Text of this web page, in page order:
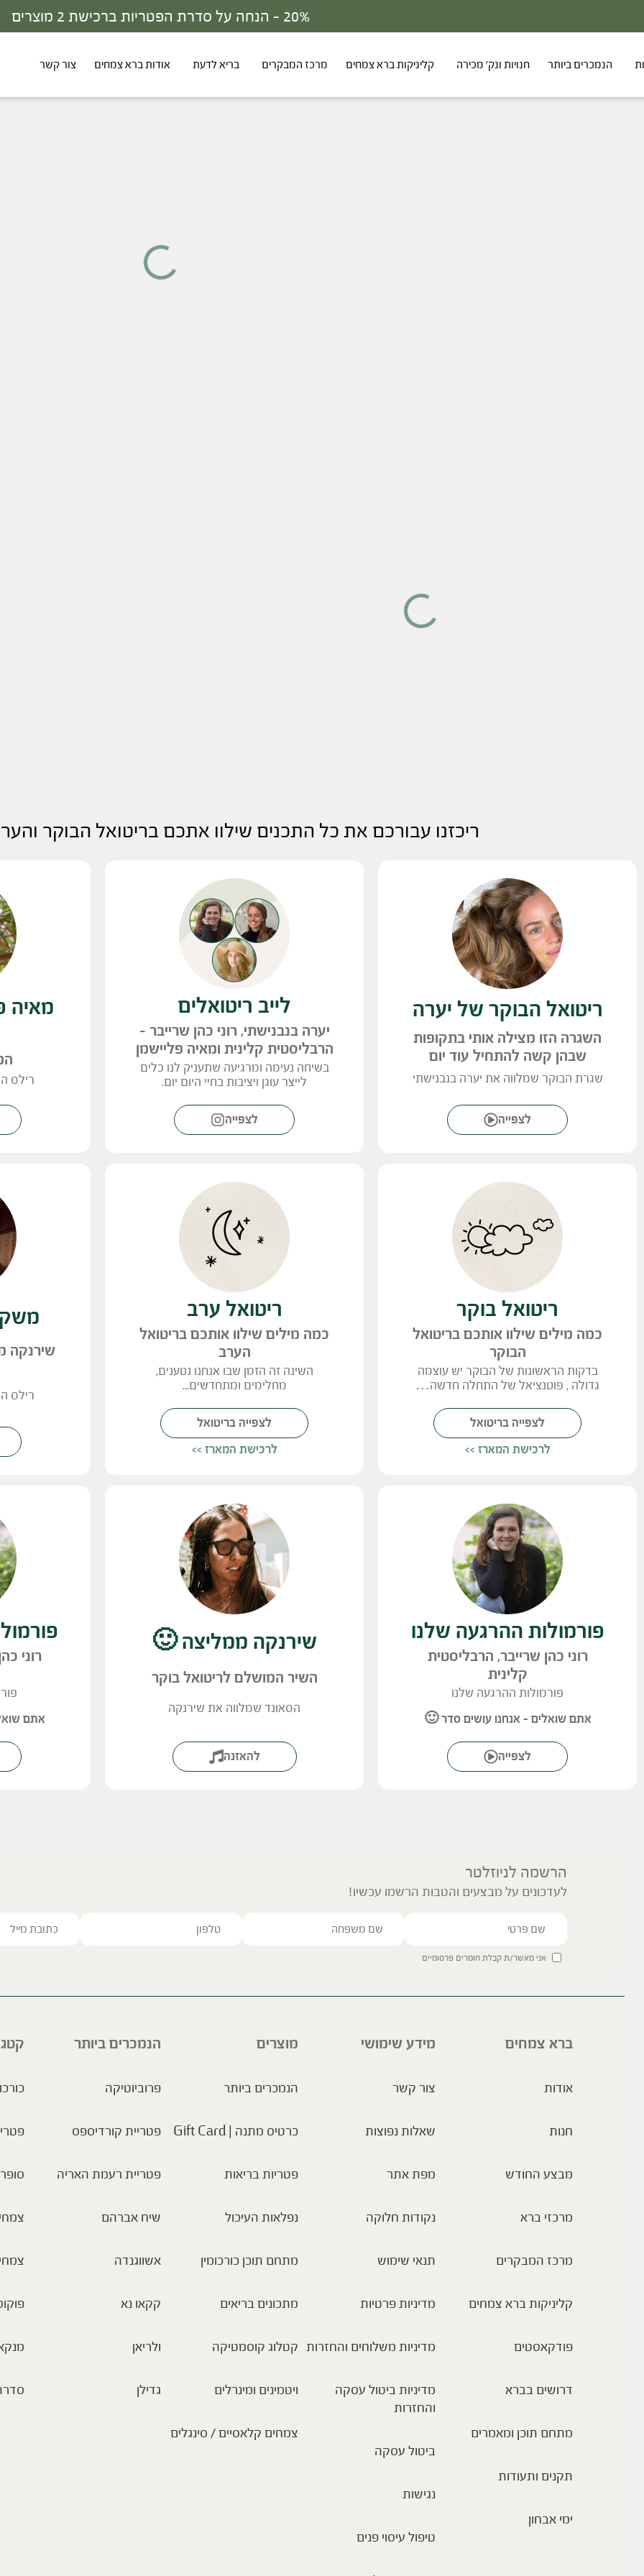
30% - הנחה על סדרת הפטריות ברכישת 3 מוצרים
הנמכרים ביותר חנויות ונק' מכירה קליניקות ברא צמחים מרכז המבקרים בריא לדעת אודות ברא צמחים צור קשר
ריכזנו עבורכם את כל התכנים שילוו אתכם בריטואל הבוקר
ריטואל הבוקר של יערה
השגרה הזו מצילה אותי בתקופות
שבהן קשה להתחיל עוד יום
שגרת הבוקר שמלווה את יערה בנבנישתי
לצפייה
לייב ריטואלים
יערה בנבנישתי, רוני כהן שרייבר -
הרבליסטית קלינית ומאיה פליישמן
בשיחה נעימה ומרגיעה שתעניק לנו כלים
לייצר עוגן ויציבות בחיי היום יום.
לצפייה
מאיה
רילס
ריטואל בוקר
כמה מילים שילוו אותכם בריטואל
הבוקר
‬גדולה‭, ‬ פוטנציאל‭ ‬של‭ ‬התחלה‭ ‬חדשה‭…‬
לצפייה בריטואל
לרכישת המארז >>
ריטואל ערב
כמה מילים שילוו אותכם בריטואל
הערב
השינה‭ ‬זה‭ ‬הזמן‭ ‬שבו‭ ‬אנחנו‭ ‬נטענים‭,
‬מחלימים‭ ‬ומתחדשים‭.‬..
לצפייה בריטואל
לרכישת המארז >>
שירנקה
רילס
פורמולות ההרגעה שלנו
רוני כהן שרייבר, הרבליסטית
קלינית
פורמולות ההרגעה שלנו
אתם שואלים – אנחנו עושים סדר 🙂
לצפייה
שירנקה ממליצה 🙂
השיר המושלם לריטואל בוקר
הסאונד שמלווה את שירנקה
להאזנה
רוני
אתם
הרשמה לניוזלטר
לעדכונים על מבצעים והטבות הרשמו עכשיו!
אני מאשר/ת קבלת חומרים פרסומיים
ברא צמחים
אודות
חנות
מבצע החודש
מרכזי ברא
מרכז המבקרים
קליניקות ברא צמחים
פודקאסטים
דרושים בברא
מתחם תוכן ומאמרים
תקנים ותעודות
ימי אבחון
מידע שימושי
צור קשר
שאלות נפוצות
מפת אתר
נקודות חלוקה
תנאי שימוש
מדיניות פרטיות
מדיניות משלוחים והחזרות
מדיניות ביטול עסקה
והחזרות
ביטול עסקה
נגישות
טיפול עיסוי פנים
מוצרים
הנמכרים ביותר
כרטיס מתנה | Gift Card
פטריות בריאות
נפלאות העיכול
מתחם תוכן כורכומין
מתכונים בריאים
קטלוג קוסמטיקה
ויטמינים ומינרלים
צמחים קלאסיים / סינגלים
הנמכרים ביותר
פרוביוטיקה
פטריית קורדיספס
פטריית רעמת האריה
שיח אברהם
אשווגנדה
קקאו נא
ולריאן
גדילן